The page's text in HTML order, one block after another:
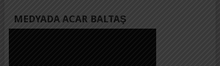
MEDYADA ACAR BALTAŞ